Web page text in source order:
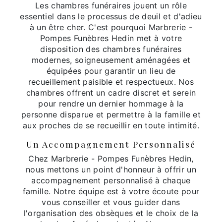
Les chambres funéraires jouent un rôle
essentiel dans le processus de deuil et d'adieu
à un être cher. C'est pourquoi Marbrerie -
Pompes Funèbres Hedin met à votre
disposition des chambres funéraires
modernes, soigneusement aménagées et
équipées pour garantir un lieu de
recueillement paisible et respectueux. Nos
chambres offrent un cadre discret et serein
pour rendre un dernier hommage à la
personne disparue et permettre à la famille et
aux proches de se recueillir en toute intimité.
Un Accompagnement Personnalisé
Chez Marbrerie - Pompes Funèbres Hedin,
nous mettons un point d'honneur à offrir un
accompagnement personnalisé à chaque
famille. Notre équipe est à votre écoute pour
vous conseiller et vous guider dans
l'organisation des obsèques et le choix de la